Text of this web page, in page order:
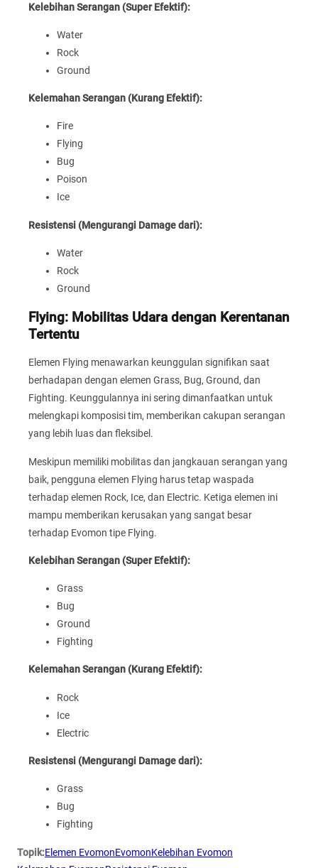
Kelebihan Serangan (Super Efektif):
Water
Rock
Ground
Kelemahan Serangan (Kurang Efektif):
Fire
Flying
Bug
Poison
Ice
Resistensi (Mengurangi Damage dari):
Water
Rock
Ground
Flying: Mobilitas Udara dengan Kerentanan
Tertentu
Elemen Flying menawarkan keunggulan signifikan saat
berhadapan dengan elemen Grass, Bug, Ground, dan
Fighting. Keunggulannya ini sering dimanfaatkan untuk
melengkapi komposisi tim, memberikan cakupan serangan
yang lebih luas dan fleksibel.
Meskipun memiliki mobilitas dan jangkauan serangan yang
baik, pengguna elemen Flying harus tetap waspada
terhadap elemen Rock, Ice, dan Electric. Ketiga elemen ini
mampu memberikan kerusakan yang sangat besar
terhadap Evomon tipe Flying.
Kelebihan Serangan (Super Efektif):
Grass
Bug
Ground
Fighting
Kelemahan Serangan (Kurang Efektif):
Rock
Ice
Electric
Resistensi (Mengurangi Damage dari):
Grass
Bug
Fighting
Topik:Elemen EvomonEvomonKelebihan Evomon